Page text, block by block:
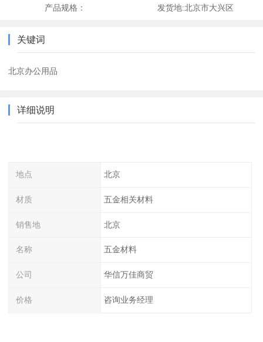
产品规格： 发货地:北京市大兴区
关键词
北京办公用品
详细说明
地点 北京
材质 五金相关材料
销售地 北京
名称 五金材料
公司 华信万佳商贸
价格 咨询业务经理